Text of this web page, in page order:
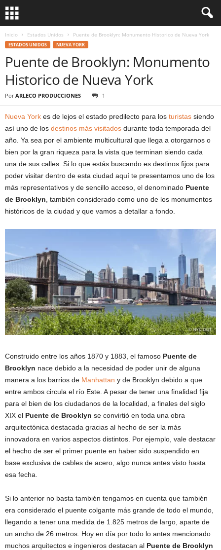
Inicio Estados Unidos Puente de Brooklyn: Monumento Historico de Nueva York
ESTADOS UNIDOS NUEVA YORK
Puente de Brooklyn: Monumento
Historico de Nueva York
Por ARLECO PRODUCCIONES 1
Nueva York es de lejos el estado predilecto para los turistas siendo
así uno de los destinos más visitados durante toda temporada del
año. Ya sea por el ambiente multicultural que llega a otorgarnos o
bien por la gran riqueza para la vista que terminan siendo cada
una de sus calles. Si lo que estás buscando es destinos fijos para
poder visitar dentro de esta ciudad aquí te presentamos uno de los
más representativos y de sencillo acceso, el denominado Puente
de Brooklyn , también considerado como uno de los monumentos
históricos de la ciudad y que vamos a detallar a fondo.
Construido entre los años 1870 y 1883, el famoso Puente de
Brooklyn nace debido a la necesidad de poder unir de alguna
manera a los barrios de Manhattan y de Brooklyn debido a que
entre ambos circula el río Este. A pesar de tener una finalidad fija
para el bien de los ciudadanos de la localidad, a finales del siglo
XIX el Puente de Brooklyn se convirtió en toda una obra
arquitectónica destacada gracias al hecho de ser la más
innovadora en varios aspectos distintos. Por ejemplo, vale destacar
el hecho de ser el primer puente en haber sido suspendido en
base exclusiva de cables de acero, algo nunca antes visto hasta
esa fecha.
Si lo anterior no basta también tengamos en cuenta que también
era considerado el puente colgante más grande de todo el mundo,
llegando a tener una medida de 1.825 metros de largo, aparte de
un ancho de 26 metros. Hoy en día por todo lo antes mencionado
muchos arquitectos e ingenieros destacan al Puente de Brooklyn